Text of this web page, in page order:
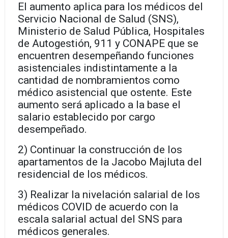
El aumento aplica para los médicos del
Servicio Nacional de Salud (SNS),
Ministerio de Salud Pública, Hospitales
de Autogestión, 911 y CONAPE que se
encuentren desempeñando funciones
asistenciales indistintamente a la
cantidad de nombramientos como
médico asistencial que ostente. Este
aumento será aplicado a la base el
salario establecido por cargo
desempeñado.
2) Continuar la construcción de los
apartamentos de la Jacobo Majluta del
residencial de los médicos.
3) Realizar la nivelación salarial de los
médicos COVID de acuerdo con la
escala salarial actual del SNS para
médicos generales.